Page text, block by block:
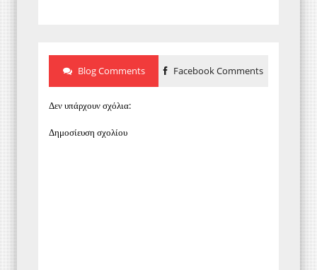
Blog Comments Facebook Comments
Δεν υπάρχουν σχόλια:
Δημοσίευση σχολίου